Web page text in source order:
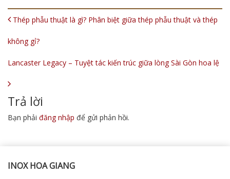
POST NAVIGATION
Thép phẫu thuật là gì? Phân biệt giữa thép phẫu thuật và thép
không gỉ?
Lancaster Legacy – Tuyệt tác kiến trúc giữa lòng Sài Gòn hoa lệ
Trả lời
Bạn phải đăng nhập để gửi phản hồi.
INOX HOA GIANG